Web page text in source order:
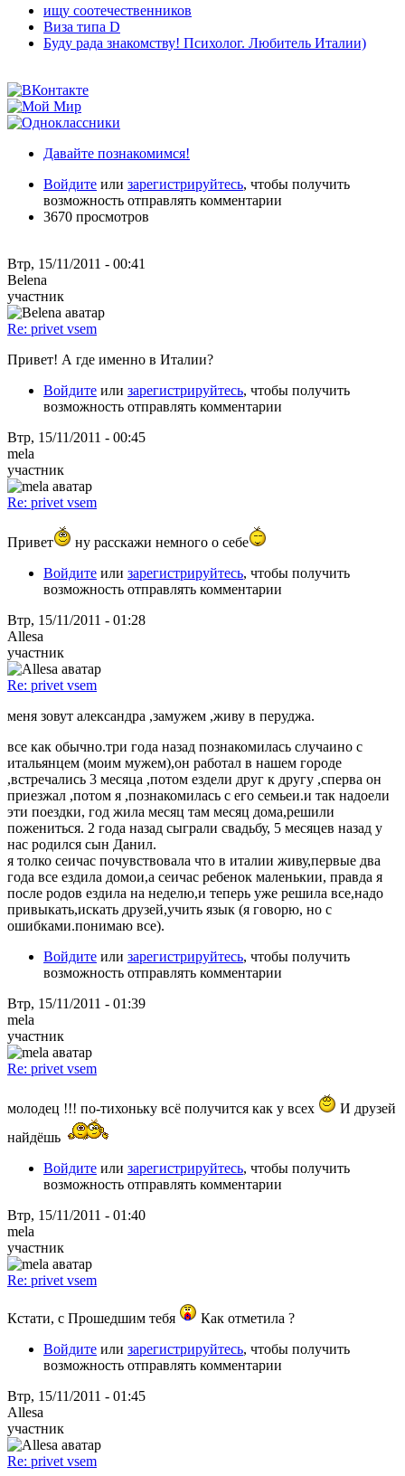
ищу соотечественников
Виза типа D
Буду рада знакомству! Психолог. Любитель Италии)
Давайте познакомимся!
Войдите или зарегистрируйтесь, чтобы получить
возможность отправлять комментарии
3670 просмотров
Втр, 15/11/2011 - 00:41
Belena
участник
Re: privet vsem
Привет! А где именно в Италии?
Войдите или зарегистрируйтесь, чтобы получить
возможность отправлять комментарии
Втр, 15/11/2011 - 00:45
mela
участник
Re: privet vsem
Привет
ну расскажи немного о себе
Войдите или зарегистрируйтесь, чтобы получить
возможность отправлять комментарии
Втр, 15/11/2011 - 01:28
Allesa
участник
Re: privet vsem
меня зовут александра ,замужем ,живу в перуджа.
все как обычно.три года назад познакомилась случаино с
итальянцем (моим мужем),он работал в нашем городе
,встречались 3 месяца ,потом ездели друг к другу ,сперва он
приезжал ,потом я ,познакомилась с его семьеи.и так надоели
эти поездки, год жила месяц там месяц дома,решили
пожениться. 2 года назад сыграли свадьбу, 5 месяцев назад у
нас родился сын Данил.
я толко сеичас почувствовала что в италии живу,первые два
года все ездила домои,а сеичас ребенок маленькии, правда я
после родов ездила на неделю,и теперь уже решила все,надо
привыкать,искать друзей,учить язык (я говорю, но с
ошибками.понимаю все).
Войдите или зарегистрируйтесь, чтобы получить
возможность отправлять комментарии
Втр, 15/11/2011 - 01:39
mela
участник
Re: privet vsem
молодец !!! по-тихоньку всё получится как у всех
И друзей
найдёшь
Войдите или зарегистрируйтесь, чтобы получить
возможность отправлять комментарии
Втр, 15/11/2011 - 01:40
mela
участник
Re: privet vsem
Кстати, с Прошедшим тебя
Как отметила ?
Войдите или зарегистрируйтесь, чтобы получить
возможность отправлять комментарии
Втр, 15/11/2011 - 01:45
Allesa
участник
Re: privet vsem